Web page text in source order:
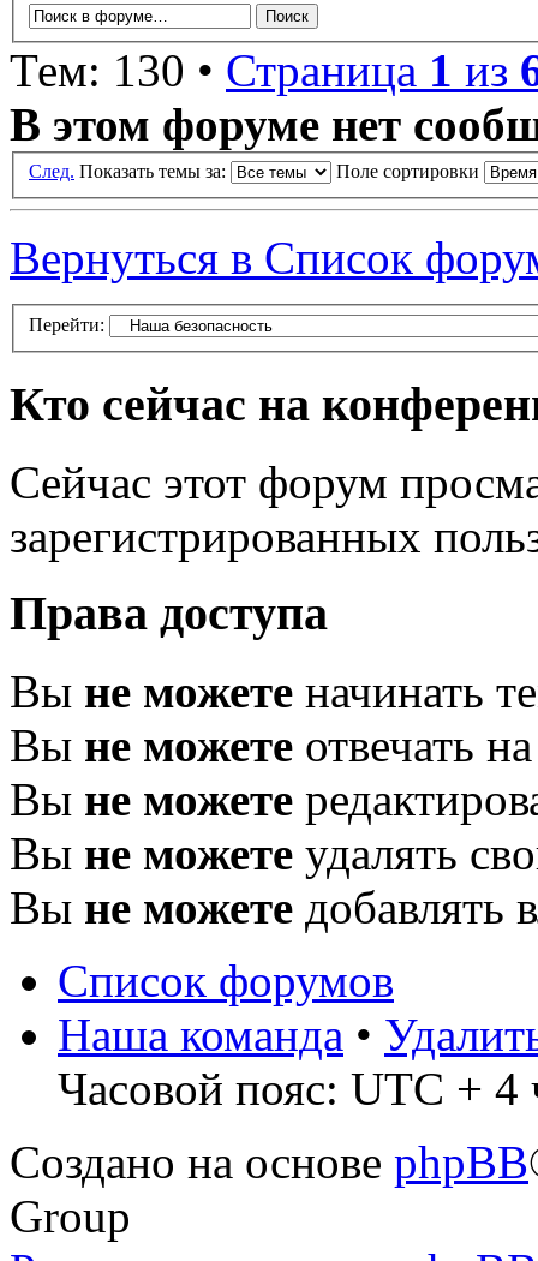
Тем: 130 • Страница 1 из
В этом форуме нет
След. Показать темы за: Поле сортировки
Вернуться в Список
Перейти:
Кто сейчас на
Сейчас этот форум
зарегистрированных
Права доступа
Вы не можете начинать
Вы не можете отвечать
Вы не можете
Вы не можете удалять
Вы не можете добавлять
Список форумов
Наша команда •
Часовой пояс: UTC + 4
Создано на основе phpBB
Group